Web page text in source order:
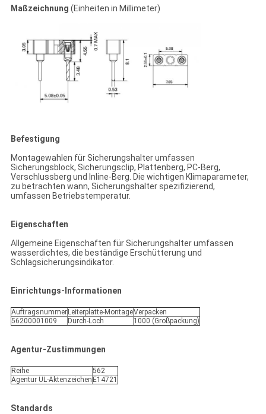
Maßzeichnung (Einheiten in Millimeter)
Befestigung
Montagewahlen für Sicherungshalter umfassen
Sicherungsblock, Sicherungsclip, Plattenberg, PC-Berg,
Verschlussberg und Inline-Berg. Die wichtigen Klimaparameter,
zu betrachten wann, Sicherungshalter spezifizierend,
umfassen Betriebstemperatur.
Eigenschaften
Allgemeine Eigenschaften für Sicherungshalter umfassen
wasserdichtes, die beständige Erschütterung und
Schlagsicherungsindikator.
Einrichtungs-Informationen
Auftragsnummer Leiterplatte-MontageVerpacken
56200001009
Durch-Loch 1000 (Großpackung)
Agentur-Zustimmungen
Reihe
562
Agentur UL-Aktenzeichen E14721
Standards